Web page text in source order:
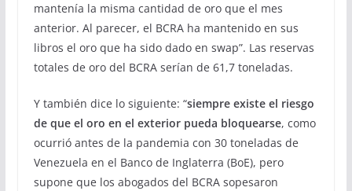
mantenía la misma cantidad de oro que el mes
anterior. Al parecer, el BCRA ha mantenido en sus
libros el oro que ha sido dado en swap”. Las reservas
totales de oro del BCRA serían de 61,7 toneladas.
Y también dice lo siguiente: “siempre existe el riesgo
de que el oro en el exterior pueda bloquearse, como
ocurrió antes de la pandemia con 30 toneladas de
Venezuela en el Banco de Inglaterra (BoE), pero
supone que los abogados del BCRA sopesaron